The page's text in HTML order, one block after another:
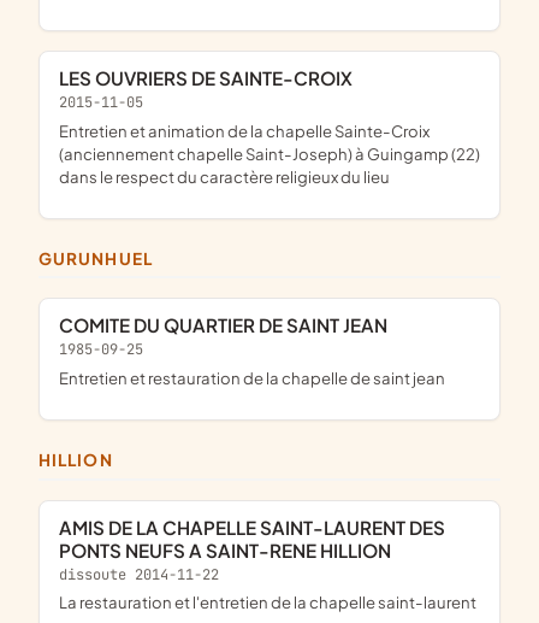
LES OUVRIERS DE SAINTE-CROIX
2015-11-05
entretien et animation de la chapelle Sainte-Croix
(anciennement chapelle Saint-Joseph) à Guingamp (22)
dans le respect du caractère religieux du lieu
GURUNHUEL
COMITE DU QUARTIER DE SAINT JEAN
1985-09-25
entretien et restauration de la chapelle de saint jean
HILLION
AMIS DE LA CHAPELLE SAINT-LAURENT DES
PONTS NEUFS A SAINT-RENE HILLION
dissoute 2014-11-22
la restauration et l'entretien de la chapelle saint-laurent